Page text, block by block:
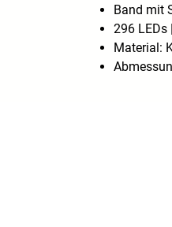
Band mit
296 LEDs
Material: